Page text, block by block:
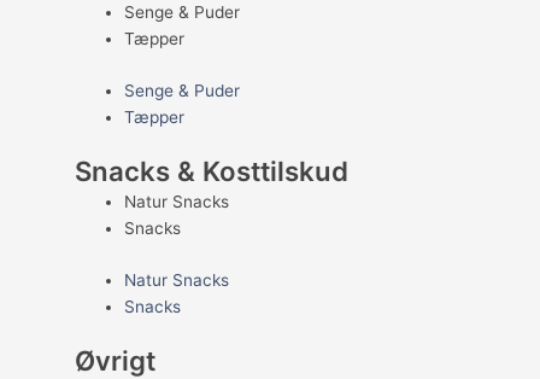
Senge & Puder
Tæpper
Senge & Puder
Tæpper
Snacks & Kosttilskud
Natur Snacks
Snacks
Natur Snacks
Snacks
Øvrigt